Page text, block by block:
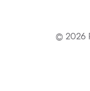
© 2026